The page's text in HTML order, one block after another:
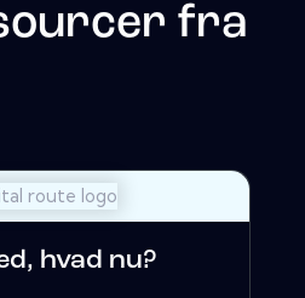
fra
hvad nu?